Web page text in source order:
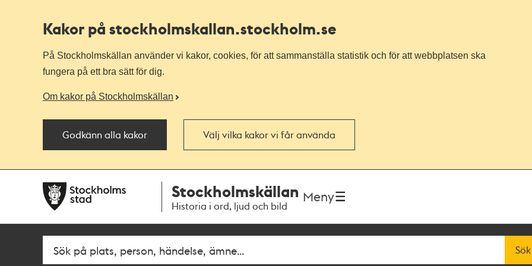
Kakor på stockholmskallan.stockholm.se
På Stockholmskällan använder vi kakor, cookies, för att sammanställa statistik och för att webbplatsen ska
fungera på ett bra sätt för dig.
Om kakor på Stockholmskällan
Godkänn alla kakor Välj vilka kakor vi får använda
navigationen
huvudinnehållet
Stockholmskällan
Historia i ord, ljud och bild
Meny
Fritextsök Sök